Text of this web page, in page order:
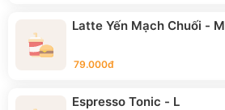
Latte Yến Mạch Chuối - M
79.000đ
Espresso Tonic - L